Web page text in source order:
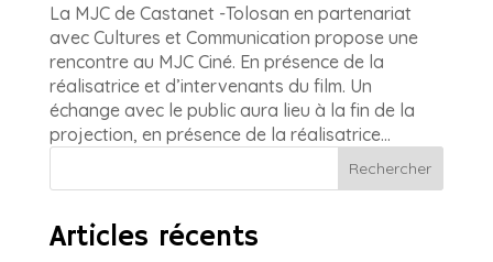
La MJC de Castanet -Tolosan en partenariat
avec Cultures et Communication propose une
rencontre au MJC Ciné. En présence de la
réalisatrice et d’intervenants du film. Un
échange avec le public aura lieu à la fin de la
projection, en présence de la réalisatrice...
Rechercher
Articles récents